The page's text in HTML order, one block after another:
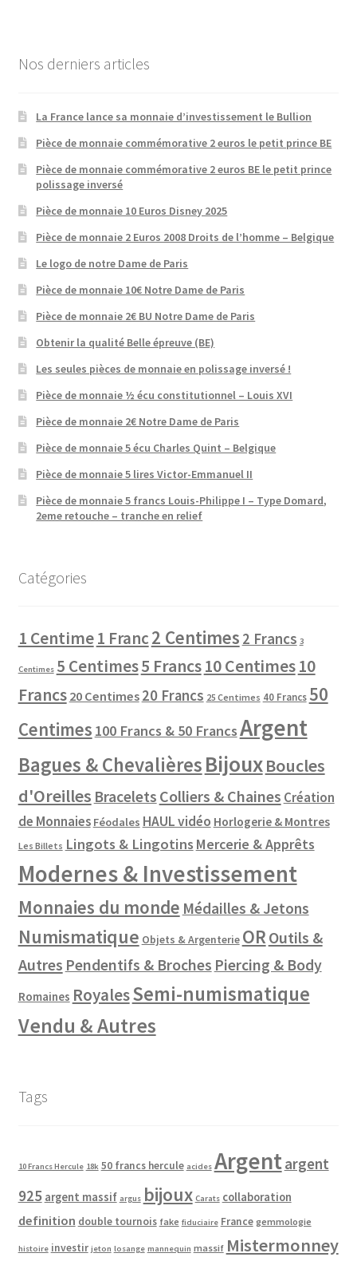
Nos derniers articles
La France lance sa monnaie d’investissement le Bullion
Pièce de monnaie commémorative 2 euros le petit prince BE
Pièce de monnaie commémorative 2 euros BE le petit prince
polissage inversé
Pièce de monnaie 10 Euros Disney 2025
Pièce de monnaie 2 Euros 2008 Droits de l’homme – Belgique
Le logo de notre Dame de Paris
Pièce de monnaie 10€ Notre Dame de Paris
Pièce de monnaie 2€ BU Notre Dame de Paris
Obtenir la qualité Belle épreuve (BE)
Les seules pièces de monnaie en polissage inversé !
Pièce de monnaie ½ écu constitutionnel – Louis XVI
Pièce de monnaie 2€ Notre Dame de Paris
Pièce de monnaie 5 écu Charles Quint – Belgique
Pièce de monnaie 5 lires Victor-Emmanuel II
Pièce de monnaie 5 francs Louis-Philippe I – Type Domard,
2eme retouche – tranche en relief
Catégories
1 Centime1 Franc2 Centimes 2 Francs 3
Centimes 5 Centimes5 Francs10 Centimes10
Francs 20 Centimes 20 Francs 25 Centimes 40 Francs 50
Centimes 100 Francs & 50 FrancsArgent
Bagues & ChevalièresBijouxBoucles
d'Oreilles Bracelets Colliers & Chaines Création
de Monnaies Féodales HAUL vidéo Horlogerie & Montres
Les Billets Lingots & Lingotins Mercerie & Apprêts
Modernes & Investissement
Monnaies du monde Médailles & Jetons
Numismatique Objets & Argenterie OR Outils &
Autres Pendentifs & Broches Piercing & Body
Romaines RoyalesSemi-numismatique
Vendu & Autres
Tags
10 Francs Hercule 18k 50 francs hercule acides Argentargent
925 argent massif argus bijoux Carats collaboration
definition double tournois fake fiduciaire France gemmologie
histoire investir jeton losange mannequin massif Mistermonney